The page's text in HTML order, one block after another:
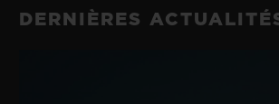
DERNIÈRES